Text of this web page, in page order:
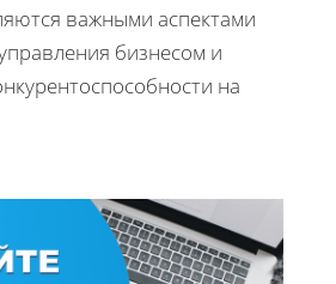
важными аспектами
бизнесом и
на